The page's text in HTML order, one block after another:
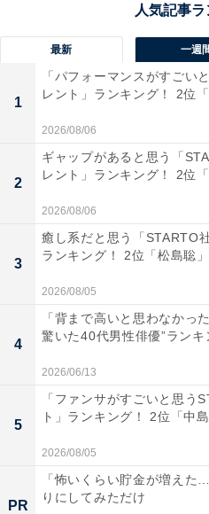
場田園プラザ」は、地元食材
ン工房、ビール工房などが並
ク”として人気を集めており
い物・食・体験が楽しめる
らん「全国道の駅グランプ
道の駅ランキング」で2冠に
っています。
回答者からは「『関東好き
も1位に輝いており、地元の
ベーカリー、地ビール工房、
実しているため、観光地と
も豊かで、家族連れにもお
男性／埼玉県）、「地元グル
トが充実しているので、お
としてピッタリです」（50
遊べる道の駅と聞いたこと
も充実しているので」（30
で特集されたから」（30代
集まりました。
最新 一週
1
「パフォーマンスがすごい
レント」ランキング！ 2位「
2026/08/06
2
ギャップがあると思う「
レント」ランキング！ 2位「
2026/08/06
3
癒し系だと思う「STARTO
ランキング！ 2位「松島聡」
2026/08/05
4
「背まで高いと思わなかっ
驚いた40代男性俳優”ランキ
2026/06/13
5
「ファンサがすごいと思う
ト」ランキング！ 2位「中
2026/08/05
PR
「怖いくらい貯金が増えた
りにしてみただけ